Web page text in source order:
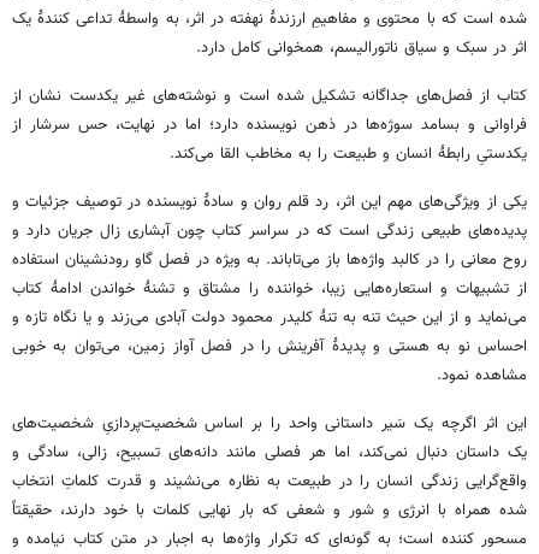
شده است که با محتوی و مفاهیمِ ارزندۀ نهفته در اثر، به واسطۀ تداعی کنندۀ یک
اثر در سبک و سیاق ناتورالیسم، همخوانی کامل دارد.
کتاب از فصل‌های جداگانه تشکیل شده است و نوشته‌های غیر یکدست نشان از
فراوانی و بسامد سوژه‌ها در ذهن نویسنده دارد؛ اما در نهایت، حس سرشار از
یکدستیِ رابطۀ انسان و طبیعت را به مخاطب القا می‌کند.
یکی از ویژگی‌های مهم این اثر، رد قلم روان و سادۀ نویسنده در توصیف جزئیات و
پدیده‌های طبیعی زندگی است که در سراسر کتاب چون آبشاری زال جریان دارد و
روح معانی را در کالبد واژه‌ها باز می‌تاباند. به ویژه در فصل گاو رودنشینان استفاده
از تشبیهات و استعاره‌هایی زیبا، خواننده را مشتاق و تشنۀ خواندن ادامۀ کتاب
می‌نماید و از این حیث تنه به تنۀ کلیدر محمود دولت آبادی می‌زند و یا نگاه تازه و
احساس نو به هستی و پدیدۀ آفرینش را در فصل آواز زمین، می‌توان به خوبی
مشاهده نمود.
این اثر اگرچه یک سَیر داستانی واحد را بر اساس شخصیت‌پردازیِ شخصیت‌های
یک داستان دنبال نمی‌کند، اما هر فصلی مانند دانه‌های تسبیح، زالی، سادگی و
واقع‌گرایی زندگی انسان را در طبیعت به نظاره می‌نشیند و قدرت کلماتِ انتخاب
شده همراه با انرژی و شور و شعفی که بار نهایی کلمات با خود دارند، حقیقتاً
مسحور کننده است؛ به گونه‌ای که تکرار واژه‌ها به اجبار در متن کتاب نیامده و